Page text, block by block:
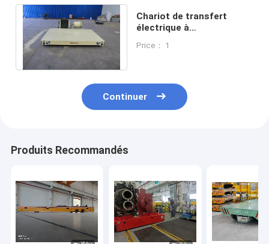
Chariot de transfert
électrique à
rouge/orange/bleu/vert
Price： 1
Continuer
Produits Recommandés